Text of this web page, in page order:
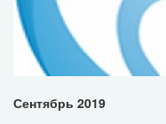
Сентябрь 2019